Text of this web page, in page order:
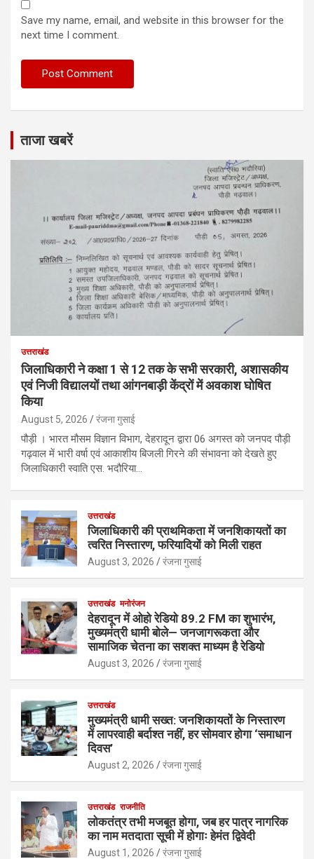
Save my name, email, and website in this browser for the
next time I comment.
ताजा खबरें
उत्तराखंड
जिलाधिकारी ने कक्षा 1 से 12 तक के सभी सरकारी, अशासकीय
एवं निजी विद्यालयों तथा आंगनबाड़ी केंद्रों में अवकाश घोषित
किया
August 5, 2026 रंजना गुसाई
पौड़ी । भारत मौसम विज्ञान विभाग, देहरादून द्वारा 06 अगस्त को जनपद पौड़ी
गढ़वाल में भारी वर्षा एवं आकाशीय बिजली गिरने की संभावना को देखते हुए
जिलाधिकारी स्वाति एस. भदौरिया…
उत्तराखंड
जिलाधिकारी की प्राथमिकता में जनशिकायतों का
त्वरित निस्तारण, फरियादियों को मिली राहत
August 3, 2026 रंजना गुसाई
उत्तराखंड मनोरंजन
देहरादून में ओहो रेडियो 89.2 FM का शुभारंभ,
मुख्यमंत्री धामी बोले— जनजागरूकता और
सामाजिक चेतना का सशक्त माध्यम है रेडियो
August 3, 2026 रंजना गुसाई
उत्तराखंड
मुख्यमंत्री धामी सख्त: जनशिकायतों के निस्तारण
में लापरवाही बर्दाश्त नहीं, हर सोमवार होगा ‘समाधान
दिवस’
August 2, 2026 रंजना गुसाई
उत्तराखंड राजनीति
लोकतंत्र तभी मजबूत होगा, जब हर पात्र नागरिक
का नाम मतदाता सूची में होगाः हेमंत द्विवेदी
August 1, 2026 रंजना गुसाई